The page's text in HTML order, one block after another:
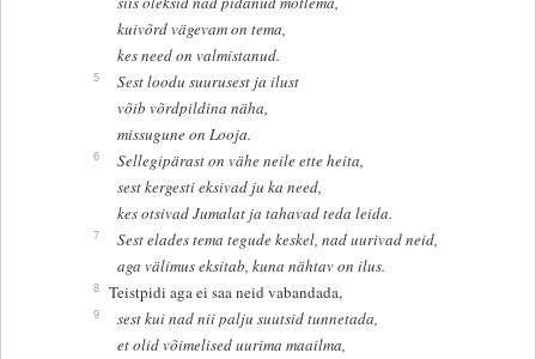
kuivõrd vägevam on tema,
kes need on valmistanud.
5
Sest loodu suurusest ja ilust
võib võrdpildina näha,
missugune on Looja.
6
Sellegipärast on vähe neile ette heita,
sest kergesti eksivad ju ka need,
kes otsivad Jumalat ja tahavad teda leida.
7
Sest elades tema tegude keskel, nad uurivad neid,
aga välimus eksitab, kuna nähtav on ilus.
8 Teistpidi aga ei saa neid vabandada,
9
sest kui nad nii palju suutsid tunnetada,
et olid võimelised uurima maailma,